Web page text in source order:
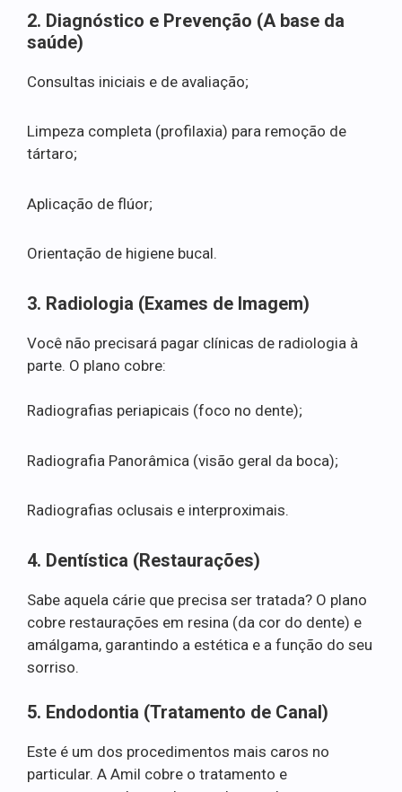
2. Diagnóstico e Prevenção (A base da
saúde)
Consultas iniciais e de avaliação;
Limpeza completa (profilaxia) para remoção de
tártaro;
Aplicação de flúor;
Orientação de higiene bucal.
3. Radiologia (Exames de Imagem)
Você não precisará pagar clínicas de radiologia à
parte. O plano cobre:
Radiografias periapicais (foco no dente);
Radiografia Panorâmica (visão geral da boca);
Radiografias oclusais e interproximais.
4. Dentística (Restaurações)
Sabe aquela cárie que precisa ser tratada? O plano
cobre restaurações em resina (da cor do dente) e
amálgama, garantindo a estética e a função do seu
sorriso.
5. Endodontia (Tratamento de Canal)
Este é um dos procedimentos mais caros no
particular. A Amil cobre o tratamento e